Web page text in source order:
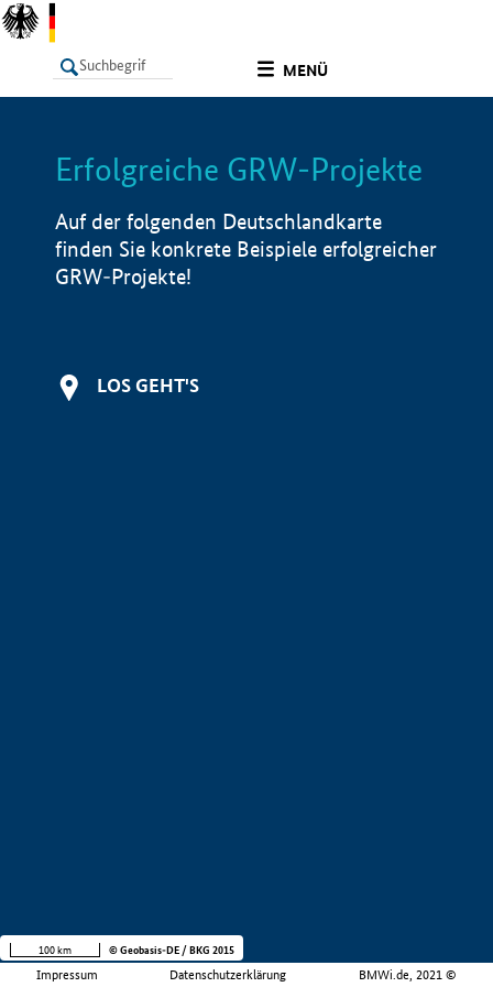
MENÜ
LISTE Info
Erfolgreiche GRW-Projekte
Auf der folgenden Deutschlandkarte
finden Sie konkrete Beispiele erfolgreicher
GRW-Projekte!
LOS GEHT'S
Impressum Datenschutzerklärung BMWi.de, 2021 ©
100 km © Geobasis-DE / BKG 2015